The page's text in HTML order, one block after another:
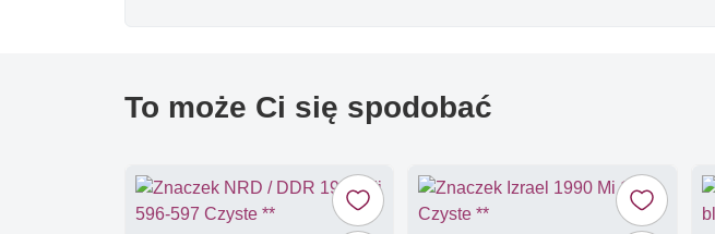
To może Ci się spodobać